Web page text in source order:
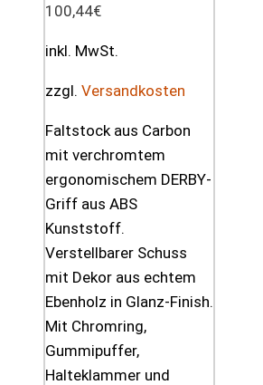
100,44€
inkl. MwSt.
zzgl. Versandkosten
Faltstock aus Carbon
mit verchromtem
ergonomischem DERBY-
Griff aus ABS
Kunststoff.
Verstellbarer Schuss
mit Dekor aus echtem
Ebenholz in Glanz-Finish.
Mit Chromring,
Gummipuffer,
Halteklammer und